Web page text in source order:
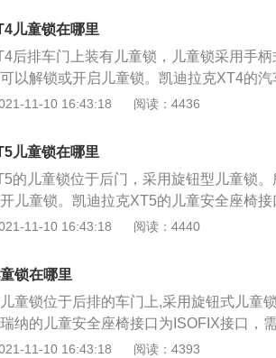
后排有儿童坐着的时候，不用担心在行驶
平时发现后车门在车内无法打开的话，很
的开关，只要复位就可以了。对于单独
锁，最好连窗户锁也要锁上，因为儿童
险的，最好是购买安全座椅，让小孩子从
儿童锁在哪里
后排车门上装有儿童锁，儿童锁采用手
以解锁或开启儿童锁。凯迪拉克XT4的
儿童锁开启：把机械钥匙插入孔中，然后
童锁开启：比较直观，两个箭头方向直接
(箭头方向)至最近位置。解除锁定：箭头反
11-10 16:43:18 阅读：4436
儿童锁在哪里
的儿童锁位于后门，采用旋钮型儿童锁
儿童锁。凯迪拉克XT5的儿童安全座椅接
入儿童锁插槽，然后按箭头方向将其旋转
开启：将杆（沿箭头方向）移动到最远位
，以松开锁。凯迪拉克XT5安全座椅接口类
接口，在椅背和坐垫之间的缝隙中隐藏
，欧洲标准接口，一个座椅有2个接口，
11-10 16:43:18 阅读：4440
锁在哪里
童锁位于后排的车门上,采用旋钮式儿童
瑞纳的儿童安全座椅接口为ISOFIX接口，
朗的线条营造出汽车的运动感和时尚感，
11-10 16:43:18 阅读：4393